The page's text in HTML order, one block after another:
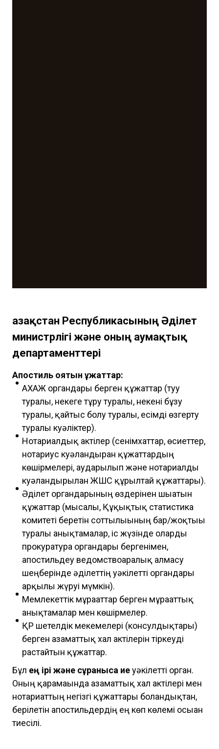
Қазақстан Республикасының Әділет
министрлігі және оның аумақтық
департаменттері
Апостиль қоятын құжаттар:
АХАЖ органдары берген құжаттар (туу
туралы, некеге тұру туралы, некені бұзу
туралы, қайтыс болу туралы, есімді өзгерту
туралы куәліктер).
Нотариалдық актілер (сенімхаттар, өсиеттер,
нотариус куәландырған құжаттардың
көшірмелері, аударылып және нотариалды
куәландырылған ЖШС құрылтай құжаттары).
Әділет органдарының өздерінен шығатын
құжаттар (мысалы, Құқықтық статистика
комитеті беретін соттылығының бар/жоқтығы
туралы анықтамалар, іс жүзінде оларды
прокуратура органдары бергенімен,
апостильдеу ведомствоаралық алмасу
шеңберінде әділеттің уәкілетті органдары
арқылы жүруі мүмкін).
Мемлекеттік мұрағаттар берген мұрағаттық
анықтамалар мен көшірмелер.
ҚР шетелдік мекемелері (консулдықтары)
берген азаматтық хал актілерін тіркеуді
растайтын құжаттар.
Бұл ең ірі және сұранысқа иеуәкілетті орган.
Оның қарамағында азаматтық хал актілері мен
нотариаттың негізгі құжаттары болғандықтан,
берілетін апостильдердің ең көп көлемі осыған
тиесілі.